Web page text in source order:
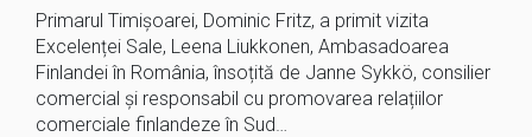
Primarul Timișoarei, Dominic Fritz, a primit vizita
Excelenței Sale, Leena Liukkonen, Ambasadoarea
Finlandei în România, însoțită de Janne Sykkö, consilier
comercial și responsabil cu promovarea relațiilor
comerciale finlandeze în Sud…